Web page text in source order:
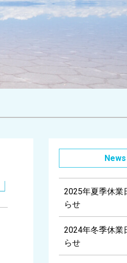
News
2025年夏季休業
らせ
2024年冬季休業
らせ